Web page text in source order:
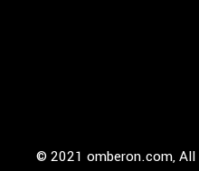
© 2021 omberon.com, All